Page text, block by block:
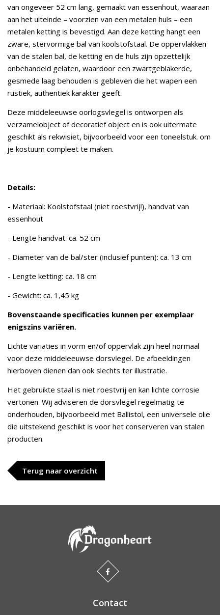
van ongeveer 52 cm lang, gemaakt van essenhout, waaraan
aan het uiteinde – voorzien van een metalen huls – een
metalen ketting is bevestigd. Aan deze ketting hangt een
zware, stervormige bal van koolstofstaal. De oppervlakken
van de stalen bal, de ketting en de huls zijn opzettelijk
onbehandeld gelaten, waardoor een zwartgeblakerde,
gesmede laag behouden is gebleven die het wapen een
rustiek, authentiek karakter geeft.
Deze middeleeuwse oorlogsvlegel is ontworpen als
verzamelobject of decoratief object en is ook uitermate
geschikt als rekwisiet, bijvoorbeeld voor een toneelstuk. om
je kostuum compleet te maken.
Details:
- Materiaal: Koolstofstaal (niet roestvrij!), handvat van
essenhout
- Lengte handvat: ca. 52 cm
- Diameter van de bal/ster (inclusief punten): ca. 13 cm
- Lengte ketting: ca. 18 cm
- Gewicht: ca. 1,45 kg
Bovenstaande specificaties kunnen per exemplaar
enigszins variëren.
Lichte variaties in vorm en/of oppervlak zijn heel normaal
voor deze middeleeuwse dorsvlegel. De afbeeldingen
hierboven dienen dan ook slechts ter illustratie.
Het gebruikte staal is niet roestvrij en kan lichte corrosie
vertonen. Wij adviseren de dorsvlegel regelmatig te
onderhouden, bijvoorbeeld met Ballistol, een universele olie
die uitstekend geschikt is voor het conserveren van stalen
producten.
Terug naar overzicht
Contact